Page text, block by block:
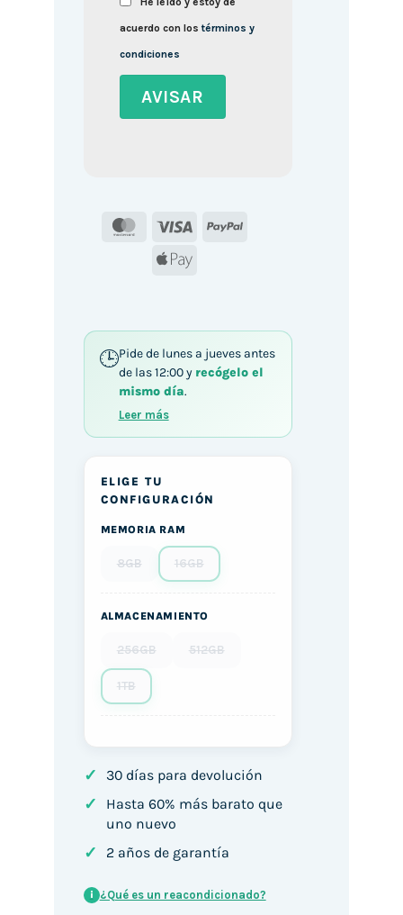
acuerdo con lostérminos y
condiciones
MasterCard
Visa
PayPal
Apple
Pide de lunes a jueves antes
de las 12:00 y recógelo el
mismo día.
Leer más
ELIGE TU
CONFIGURACIÓN
MEMORIA RAM
8GB 16GB
ALMACENAMIENTO
256GB 512GB
1TB
✓ 30 días para devolución
✓
Hasta 60% más barato que
uno nuevo
✓ 2 años de garantía
i ¿Qué es un reacondicionado?